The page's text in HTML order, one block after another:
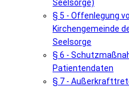
Seelsorge)
§ 5 - Offenlegung
Kirchengemeinde
Seelsorge
§ 6 -
Patientendaten
§ 7 -